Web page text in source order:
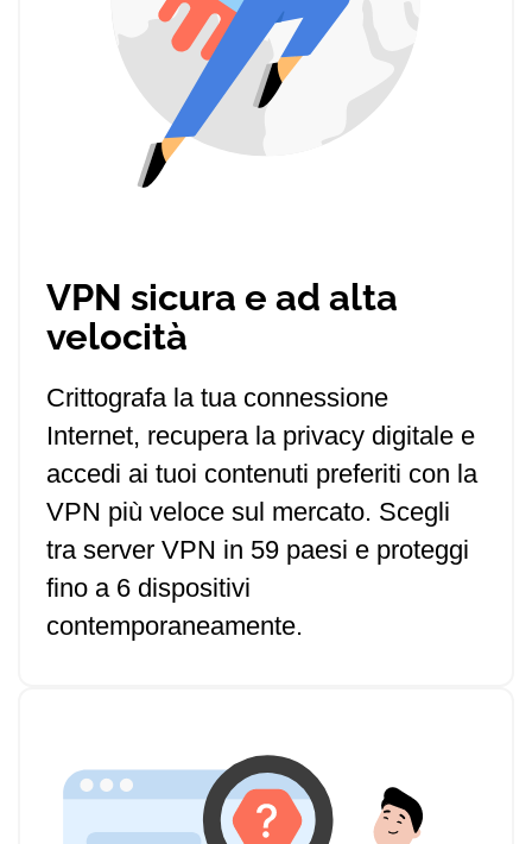
VPN sicura e ad alta
velocità
Crittografa la tua connessione
Internet, recupera la privacy digitale e
accedi ai tuoi contenuti preferiti con la
VPN più veloce sul mercato. Scegli
tra server VPN in 59 paesi e proteggi
fino a 6 dispositivi
contemporaneamente.